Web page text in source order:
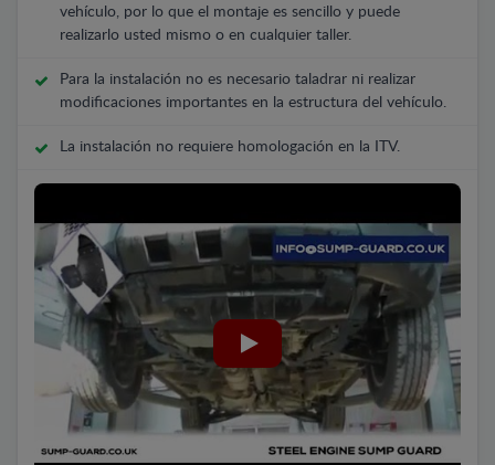
vehículo, por lo que el montaje es sencillo y puede
realizarlo usted mismo o en cualquier taller.
Para la instalación no es necesario taladrar ni realizar
modificaciones importantes en la estructura del vehículo.
La instalación no requiere homologación en la ITV.